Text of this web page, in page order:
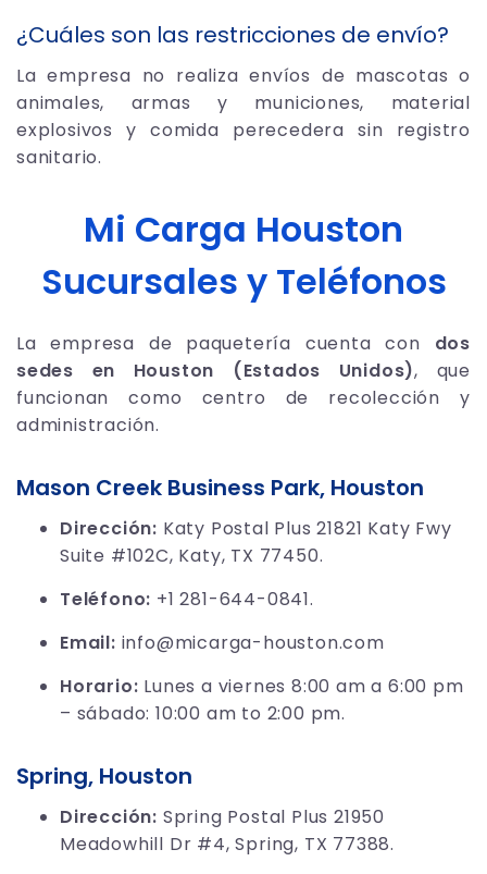
¿Cuáles son las restricciones de envío?
La empresa no realiza envíos de mascotas o
animales, armas y municiones, material
explosivos y comida perecedera sin registro
sanitario.
Mi Carga Houston
Sucursales y Teléfonos
La empresa de paquetería cuenta con dos
sedes en Houston (Estados Unidos), que
funcionan como centro de recolección y
administración.
Mason Creek Business Park, Houston
Dirección: Katy Postal Plus 21821 Katy Fwy
Suite #102C, Katy, TX 77450.
Teléfono: +1 281-644-0841.
Email: info@micarga-houston.com
Horario: Lunes a viernes 8:00 am a 6:00 pm
– sábado: 10:00 am to 2:00 pm.
Spring, Houston
Dirección: Spring Postal Plus 21950
Meadowhill Dr #4, Spring, TX 77388.